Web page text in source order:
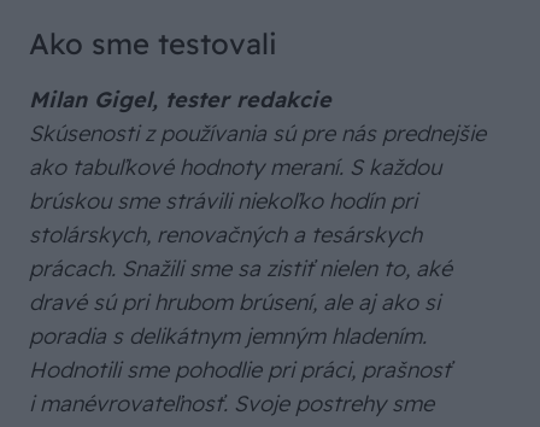
Ako sme testovali
Milan Gigel, tester redakcie
Skúsenosti z používania sú pre nás prednejšie
ako tabuľkové hodnoty meraní. S každou
brúskou sme strávili niekoľko hodín pri
stolárskych, renovačných a tesárskych
prácach. Snažili sme sa zistiť nielen to, aké
dravé sú pri hrubom brúsení, ale aj ako si
poradia s delikátnym jemným hladením.
Hodnotili sme pohodlie pri práci, prašnosť
i manévrovateľnosť. Svoje postrehy sme